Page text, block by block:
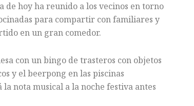
de hoy ha reunido a los vecinos en torno
para compartir con familiares y
en un gran comedor.
con un bingo de trasteros con objetos
y el beerpong en las piscinas
nota musical a la noche festiva antes